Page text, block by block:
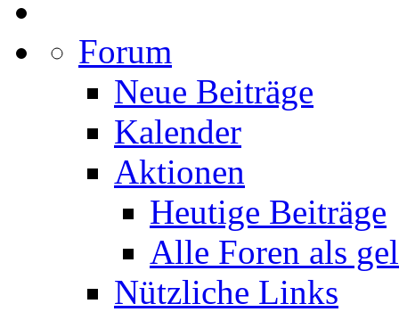
Forum
Neue Beiträge
Kalender
Aktionen
Heutige Beiträge
Alle Foren als
Nützliche Links